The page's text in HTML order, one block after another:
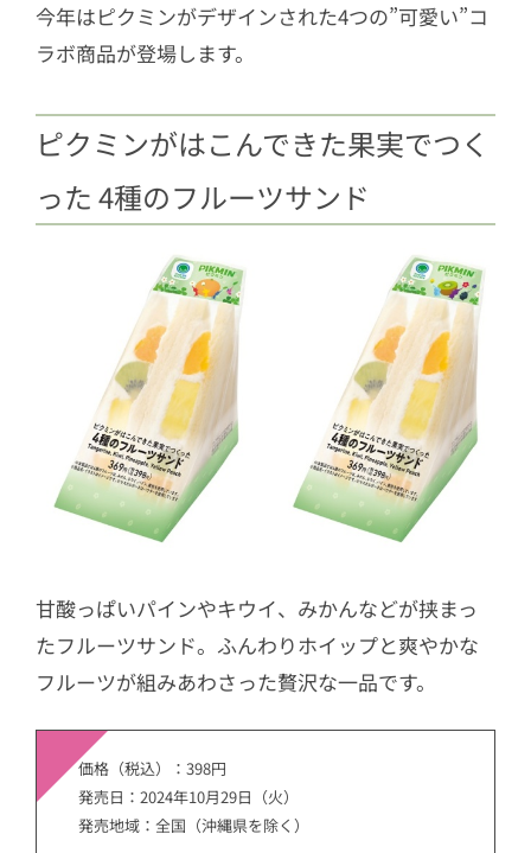
品
2.1「マスキングテープ」 全4種
3 手に入れる方法とは
今年はピクミンがデザインされた4つの”可愛い”コ
ラボ商品が登場します。
ピクミンがはこんできた果実でつく
った 4種のフルーツサンド
甘酸っぱいパインやキウイ、みかんなどが挟まっ
たフルーツサンド。ふんわりホイップと爽やかな
フルーツが組みあわさった贅沢な一品です。
価格（税込）：398円
発売日：2024年10月29日（火）
発売地域：全国（沖縄県を除く）